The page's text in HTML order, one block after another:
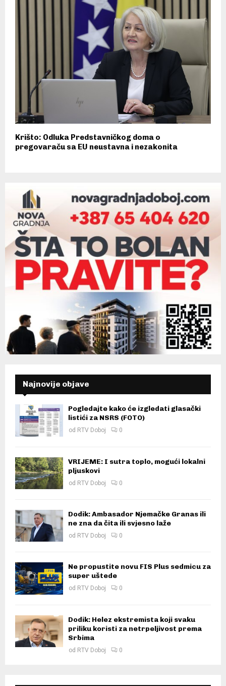
Krišto: Odluka Predstavničkog doma o
pregovaraču sa EU neustavna i nezakonita
Najnovije objave
Pogledajte kako će izgledati glasački
listići za NSRS (FOTO)
od RTV Doboj 0
VRIJEME: I sutra toplo, mogući lokalni
pljuskovi
od RTV Doboj 0
Dodik: Ambasador Njemačke Granas ili
ne zna da čita ili svjesno laže
od RTV Doboj 0
Ne propustite novu FIS Plus sedmicu za
super uštede
od RTV Doboj 0
Dodik: Helez ekstremista koji svaku
priliku koristi za netrpeljivost prema
Srbima
od RTV Doboj 0